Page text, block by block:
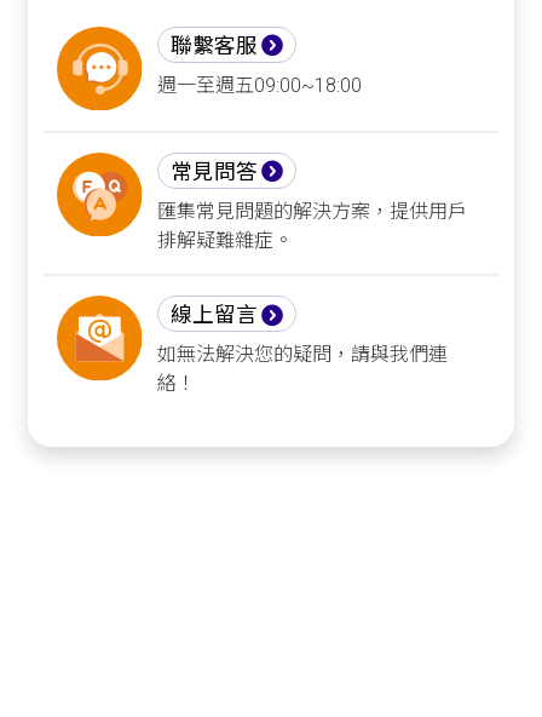
聯繫客服
週一至週五09:00~18:00
常見問答
匯集常見問題的解決方案，提供用戶
排解疑難雜症。
線上留言
如無法解決您的疑問，請與我們連
絡！